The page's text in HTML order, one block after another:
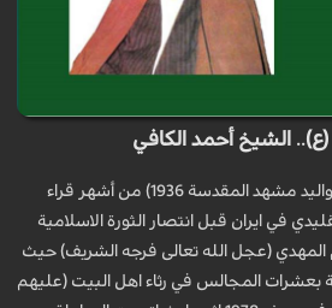
الشيخ أحمد الكافي
يعتبر الشيخ أحمد الكافي (مواليد مشهد المقدسة 1936) من أشهر قراء
في ايران قبل انتصار الثورة الاسلامية
المهدي (عجل الله تعالى فرجه الشريف) حيث
بعشرات المجالس في رثاء اهل البيت (عليهم